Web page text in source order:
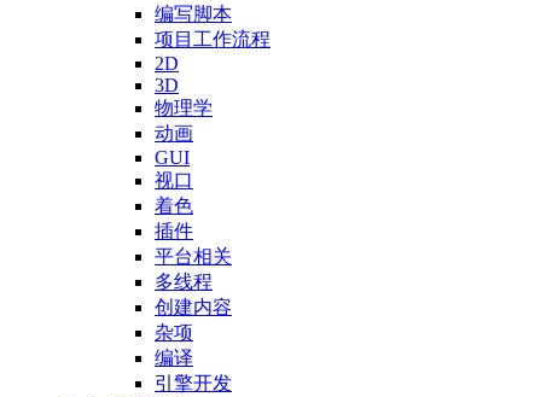
编写脚本
项目工作流程
2D
3D
物理学
动画
GUI
视口
着色
插件
平台相关
多线程
创建内容
杂项
编译
引擎开发